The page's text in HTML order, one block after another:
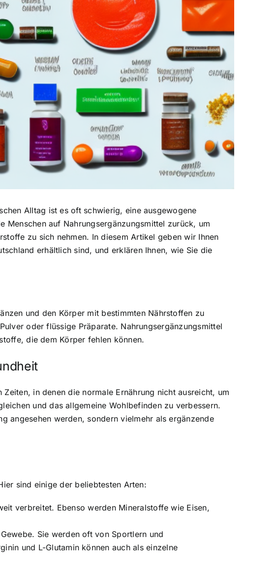
Alltag ist es oft schwierig, eine ausgewogene
auf Nahrungsergänzungsmittel zurück, um
zu sich nehmen. In diesem Artikel geben wir Ihnen
erhältlich sind, und erklären Ihnen, wie Sie die
und den Körper mit bestimmten Nährstoffen zu
oder flüssige Präparate. Nahrungsergänzungsmittel
die dem Körper fehlen können.
in denen die normale Ernährung nicht ausreicht, um
und das allgemeine Wohlbefinden zu verbessern.
angesehen werden, sondern vielmehr als ergänzende
sind einige der beliebtesten Arten:
verbreitet. Ebenso werden Mineralstoffe wie Eisen,
Sie werden oft von Sportlern und
und L-Glutamin können auch als einzelne